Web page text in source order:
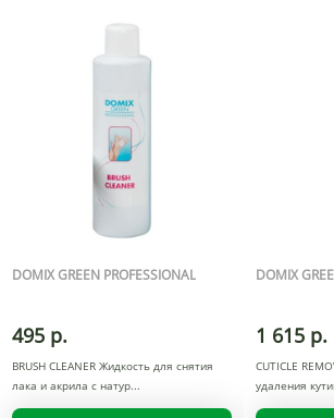
DOMIX GREEN PROFESSIONAL
495 р.
BRUSH CLEANER Жидкость для снятия
лака и акрила с натур
DOMIX
1 615 р.
CUTICLE
удаления